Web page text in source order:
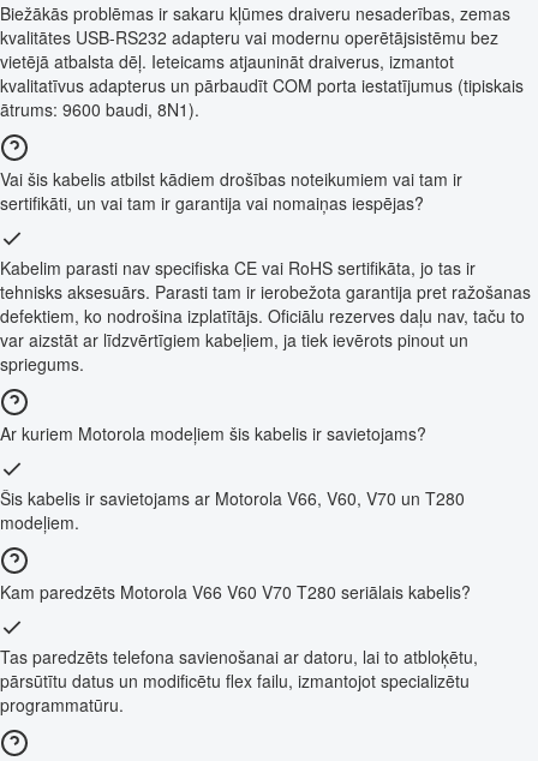
Biežākās problēmas ir sakaru kļūmes draiveru nesaderības, zemas
kvalitātes USB-RS232 adapteru vai modernu operētājsistēmu bez
vietējā atbalsta dēļ. Ieteicams atjaunināt draiverus, izmantot
kvalitatīvus adapterus un pārbaudīt COM porta iestatījumus (tipiskais
ātrums: 9600 baudi, 8N1).
Vai šis kabelis atbilst kādiem drošības noteikumiem vai tam ir
sertifikāti, un vai tam ir garantija vai nomaiņas iespējas?
Kabelim parasti nav specifiska CE vai RoHS sertifikāta, jo tas ir
tehnisks aksesuārs. Parasti tam ir ierobežota garantija pret ražošanas
defektiem, ko nodrošina izplatītājs. Oficiālu rezerves daļu nav, taču to
var aizstāt ar līdzvērtīgiem kabeļiem, ja tiek ievērots pinout un
spriegums.
Ar kuriem Motorola modeļiem šis kabelis ir savietojams?
Šis kabelis ir savietojams ar Motorola V66, V60, V70 un T280
modeļiem.
Kam paredzēts Motorola V66 V60 V70 T280 seriālais kabelis?
Tas paredzēts telefona savienošanai ar datoru, lai to atbloķētu,
pārsūtītu datus un modificētu flex failu, izmantojot specializētu
programmatūru.